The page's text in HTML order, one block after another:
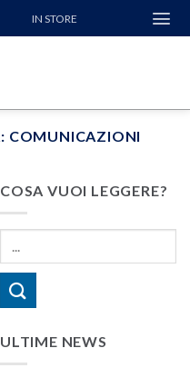
IN STORE
COMUNICAZIONI
COSA VUOI LEGGERE?
ULTIME NEWS